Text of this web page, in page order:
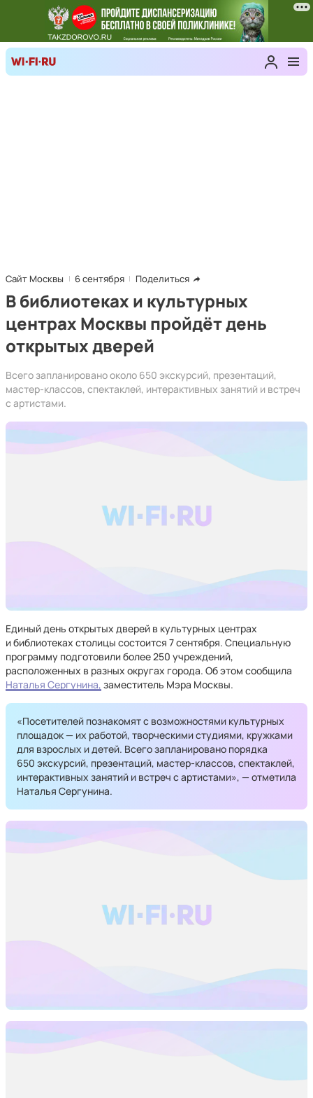
Сайт Москвы 6 сентября Поделиться
В библиотеках и культурных
центрах Москвы пройдёт день
открытых дверей
Всего запланировано около 650 экскурсий, презентаций,
мастер-классов, спектаклей, интерактивных занятий и встреч
с артистами.
Единый день открытых дверей в культурных центрах
и библиотеках столицы состоится 7 сентября. Специальную
программу подготовили более 250 учреждений,
расположенных в разных округах города. Об этом сообщила
Наталья Сергунина, заместитель Мэра Москвы.
«Посетителей познакомят с возможностями культурных
площадок — их работой, творческими студиями, кружками
для взрослых и детей. Всего запланировано порядка
650 экскурсий, презентаций, мастер-классов, спектаклей,
интерактивных занятий и встреч с артистами», — отметила
Наталья Сергунина.